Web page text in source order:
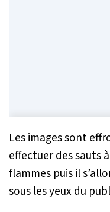
Les images sont
effectuer des sauts
flammes puis il
sous les yeux du